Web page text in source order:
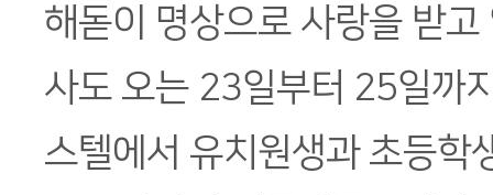
해돋이 명상으로 사랑을 받고
사도 오는 23일부터 25일까
스텔에서 유치원생과 초등학